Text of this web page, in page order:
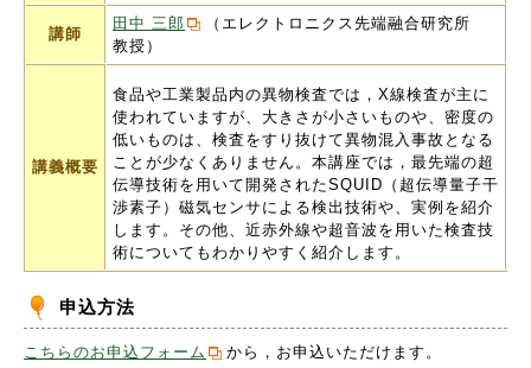
講師
田中 三郎
（エレクトロニクス先端融合研究所
教授）
講義概要
食品や工業製品内の異物検査では，X線検査が主に
使われていますが、大きさが小さいものや、密度の
低いものは、検査をすり抜けて異物混入事故となる
ことが少なくありません。本講座では，最先端の超
伝導技術を用いて開発されたSQUID（超伝導量子干
渉素子）磁気センサによる検出技術や、実例を紹介
します。その他、近赤外線や超音波を用いた検査技
術についてもわかりやすく紹介します。
申込方法
こちらのお申込フォーム から，お申込いただけます。